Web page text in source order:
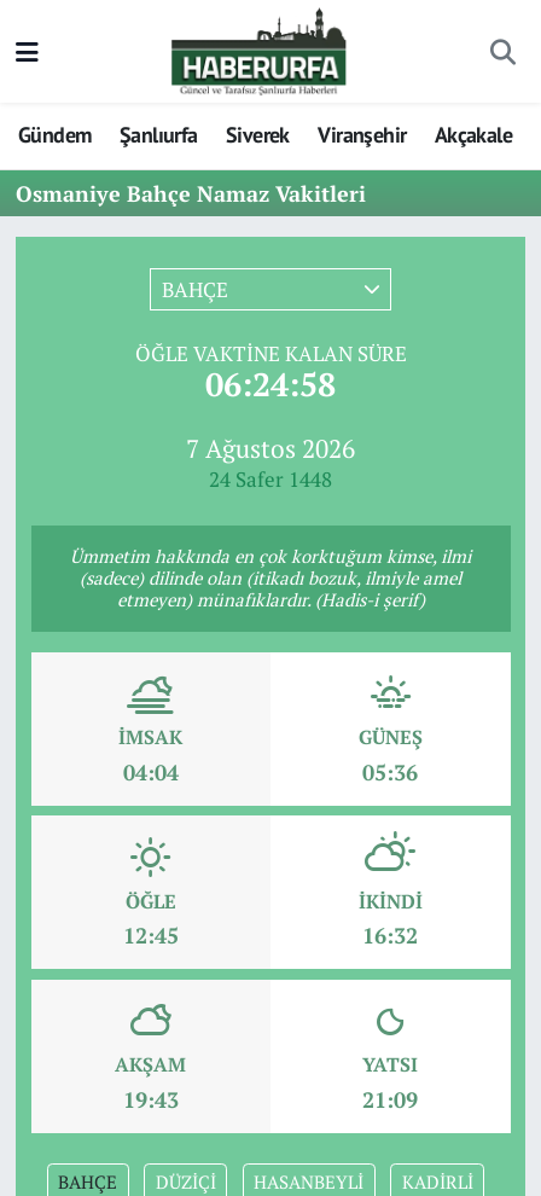
Gündem Şanlıurfa Siverek Viranşehir Akçakale
Osmaniye Bahçe Namaz Vakitleri
BAHÇE
ÖĞLE VAKTINE KALAN SÜRE
06:24:58
7 Ağustos 2026
24 Safer 1448
Ümmetim hakkında en çok korktuğum kimse, ilmi
(sadece) dilinde olan (itikadı bozuk, ilmiyle amel
etmeyen) münafıklardır. (Hadis-i şerif)
İMSAK
04:04
GÜNEŞ
05:36
ÖĞLE
12:45
İKINDI
16:32
AKŞAM
19:43
YATSI
21:09
BAHÇE DÜZİÇİ HASANBEYLİ KADİRLİ